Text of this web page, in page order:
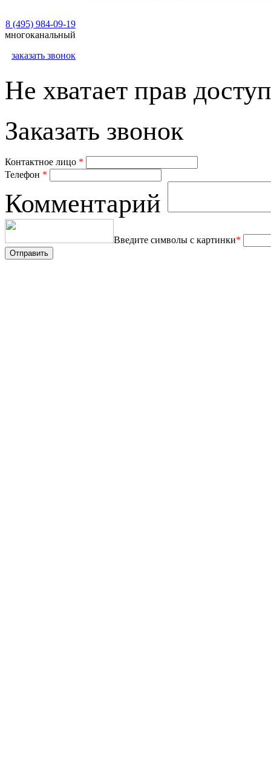
8 (495) 984-09-19
многоканальный
заказать звонок
Не хватает прав
Заказать звонок
Контактное лицо *
Телефон *
Комментарий
Введите символы с картинки*